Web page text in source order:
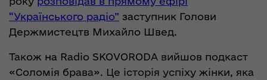
“Українського радіо” заступник Голови
Держмистецтв Михайло Швед.
Також на Radio SKOVORODA вийшов подкаст
«Соломія брава». Це історія успіху жінки, яка